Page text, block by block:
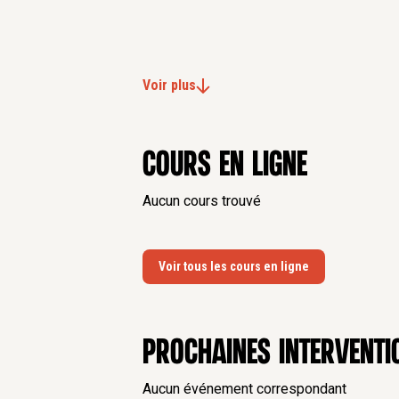
Voir plus
Cours en ligne
Aucun cours trouvé
Voir tous les cours en ligne
Prochaines
Aucun événement correspondant